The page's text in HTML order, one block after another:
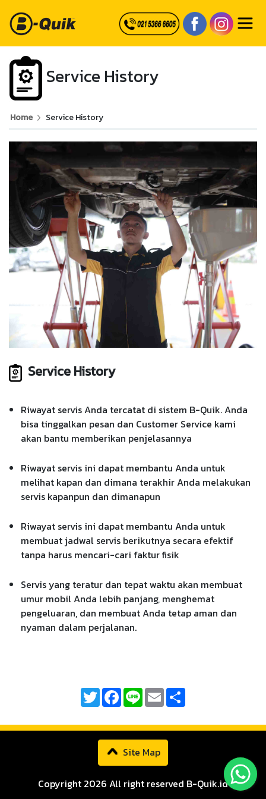
Service History
Home Service History
Service History
Riwayat servis Anda tercatat di sistem B-Quik. Anda
bisa tinggalkan pesan dan Customer Service kami
akan bantu memberikan penjelasannya
Riwayat servis ini dapat membantu Anda untuk
melihat kapan dan dimana terakhir Anda melakukan
servis kapanpun dan dimanapun
Riwayat servis ini dapat membantu Anda untuk
membuat jadwal servis berikutnya secara efektif
tanpa harus mencari-cari faktur fisik
Servis yang teratur dan tepat waktu akan membuat
umur mobil Anda lebih panjang, menghemat
pengeluaran, dan membuat Anda tetap aman dan
nyaman dalam perjalanan.
TwitterFacebook
Line Email
Site Map
Copyright 2026 All right reserved B-Quik.id